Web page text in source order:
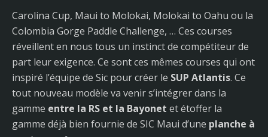
Carolina Cup, Maui to Molokai, Molokai to Oahu ou la
Colombia Gorge Paddle Challenge, … Ces courses
réveillent en nous tous un instinct de compétiteur de
part leur exigence. Ce sont ces mêmes courses qui ont
inspiré l’équipe de Sic pour créer le SUP Atlantis. Ce
tout nouveau modèle va venir s’intégrer dans la
gamme entre la RS et la Bayonet et étoffer la
gamme déjà bien fournie de SIC Maui d’une planche à